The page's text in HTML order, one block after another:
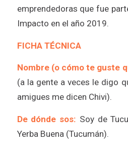
emprendedoras que fue
Impacto en el año 2019.
FICHA TÉCNICA
Nombre (o cómo te guste
(a la gente a veces le digo
amigues me dicen Chivi).
De dónde sos: Soy de
Yerba Buena (Tucumán).